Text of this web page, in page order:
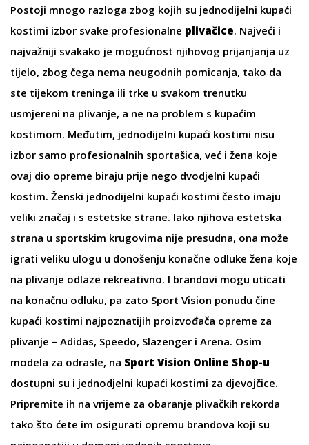
Postoji mnogo razloga zbog kojih su jednodijelni kupaći
kostimi izbor svake profesionalne plivačice. Najveći i
najvažniji svakako je mogućnost njihovog prijanjanja uz
tijelo, zbog čega nema neugodnih pomicanja, tako da
ste tijekom treninga ili trke u svakom trenutku
usmjereni na plivanje, a ne na problem s kupaćim
kostimom. Međutim, jednodijelni kupaći kostimi nisu
izbor samo profesionalnih sportašica, već i žena koje
ovaj dio opreme biraju prije nego dvodjelni kupaći
kostim. Ženski jednodijelni kupaći kostimi često imaju
veliki značaj i s estetske strane. Iako njihova estetska
strana u sportskim krugovima nije presudna, ona može
igrati veliku ulogu u donošenju konačne odluke žena koje
na plivanje odlaze rekreativno. I brandovi mogu uticati
na konačnu odluku, pa zato Sport Vision ponudu čine
kupaći kostimi najpoznatijih proizvođača opreme za
plivanje – Adidas, Speedo, Slazenger i Arena. Osim
modela za odrasle, na Sport Vision Online Shop-u
dostupni su i jednodjelni kupaći kostimi za djevojčice.
Pripremite ih na vrijeme za obaranje plivačkih rekorda
tako što ćete im osigurati opremu brandova koji su